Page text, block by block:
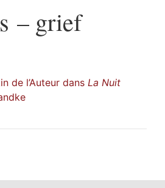
– grief
de l’Auteur dans La Nuit